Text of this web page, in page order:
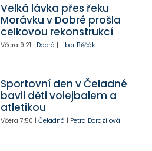
Velká lávka přes řeku
Morávku v Dobré prošla
celkovou rekonstrukcí
Včera 9:21 | Dobrá | Libor Běčák
Sportovní den v Čeladné
bavil děti volejbalem a
atletikou
Včera 7:50 | Čeladná | Petra Dorazilová